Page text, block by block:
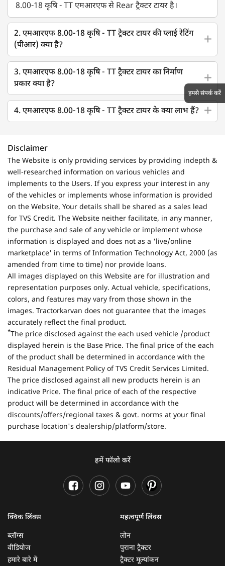
8.00-18 कृषि - TT एमआरएफ से Rear ट्रैक्टर टायर है।
2. एमआरएफ 8.00-18 कृषि - TT ट्रैक्टर टायर की प्लाई रेटिंग
(पीआर) क्या है?
3. एमआरएफ 8.00-18 कृषि - TT ट्रैक्टर टायर का निर्माण
प्रकार क्या है?
4. एमआरएफ 8.00-18 कृषि - TT ट्रैक्टर टायर के क्या लाभ हैं?
Disclaimer
The Website is only providing services by providing indepth &
well-researched information on various vehicles and
implements to the Users. If you express your interest in any
of the vehicles or implements whose information is provided
on the Website, Your details shall be shared as a sales lead
for TVS Credit. The Website neither facilitate, in any manner,
the purchase and sale of any vehicle or implement whose
information is displayed and does not as a 'live/online
marketplace' in terms of Information Technology Act, 2000 (as
amended from time to time) nor provide loans.
All images displayed on this Website are for illustration and
representation purposes only. Actual vehicle, specifications,
colors, and features may vary from those shown in the
images. Tractorkarvan does not guarantee that the images
accurately reflect the final product.
*The price disclosed against the each used vehicle /product
displayed herein is the Base Price. The final price of the each
of the product shall be determined in accordance with the
Residual Management Policy of TVS Credit Services Limited.
The price disclosed against all new products herein is an
indicative Price. The final price of each of the respective
product will be determined in accordance with the
discounts/offers/regional taxes & govt. norms at your final
purchase location's dealership/platform/store.
हमें फॉलो करें
क्विक लिंक्स
ब्लॉग्स
वीडियोज
हमारे बारे में
महत्वपूर्ण लिंक्स
लोन
पुराना ट्रैक्टर
ट्रैक्टर मूल्यांकन
हमसे संपर्क करें